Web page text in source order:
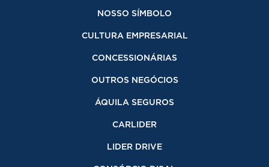
NOSSO SÍMBOLO
CULTURA EMPRESARIAL
CONCESSIONÁRIAS
OUTROS NEGÓCIOS
ÁQUILA SEGUROS
CARLIDER
LIDER DRIVE